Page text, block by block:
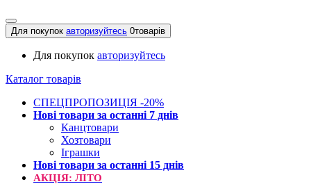
Для покупок авторизуйтесь 0товарів
Для покупок авторизуйтесь
Каталог товарів
СПЕЦПРОПОЗИЦІЯ -20%
Нові товари за останнi 7 днiв
Канцтовари
Хозтовари
Іграшки
Нові товари за останнi 15 днiв
АКЦІЯ: ЛІТО